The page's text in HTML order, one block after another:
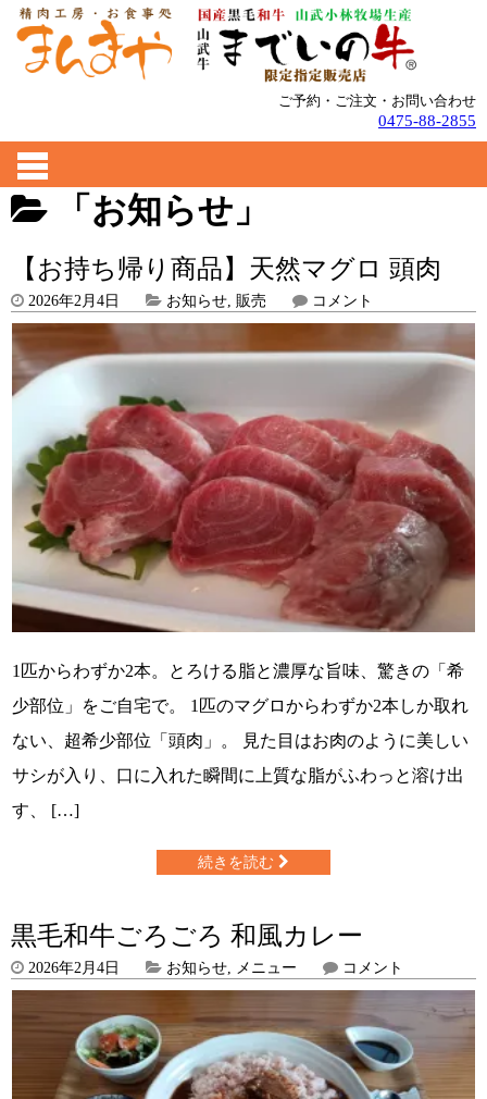
ご予約・ご注文・お問い合わせ
0475-88-2855
「お知らせ」
【お持ち帰り商品】天然マグロ 頭肉
2026年2月4日 お知らせ, 販売 コメント
1匹からわずか2本。とろける脂と濃厚な旨味、驚きの「希
少部位」をご自宅で。 1匹のマグロからわずか2本しか取れ
ない、超希少部位「頭肉」。 見た目はお肉のように美しい
サシが入り、口に入れた瞬間に上質な脂がふわっと溶け出
す、 […]
続きを読む
黒毛和牛ごろごろ 和風カレー
2026年2月4日 お知らせ, メニュー コメント